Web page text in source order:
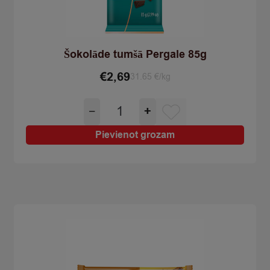
Šokolāde tumšā Pergale 85g
€2,6931.65 €/kg
−
Šokolāde
tumšā
Pergale
85g
+
Pievienot grozam